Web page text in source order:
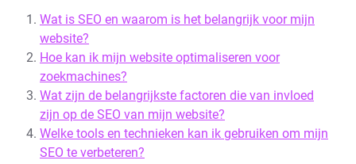
Wat is SEO en waarom is het belangrijk voor mijn
website?
Hoe kan ik mijn website optimaliseren voor
zoekmachines?
Wat zijn de belangrijkste factoren die van invloed
zijn op de SEO van mijn website?
Welke tools en technieken kan ik gebruiken om mijn
SEO te verbeteren?